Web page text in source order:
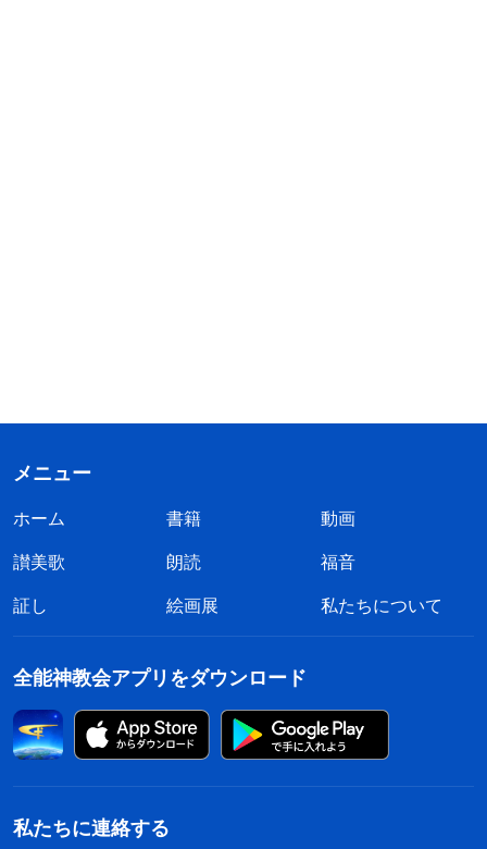
メニュー
ホーム 書籍
動画
讃美歌
朗読
福音
証し
絵画展 私たちについて
全能神教会アプリをダウンロード
私たちに連絡する